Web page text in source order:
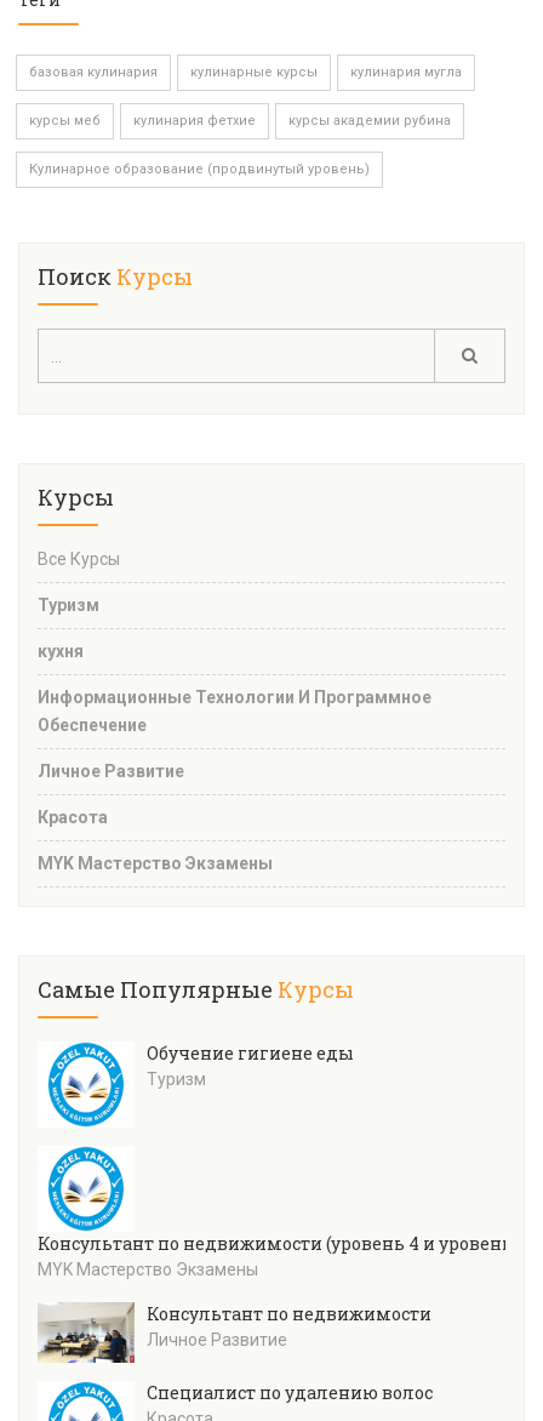
базовая кулинария кулинарные курсы кулинария мугла
курсы меб кулинария фетхие курсы академии рубина
Кулинарное образование (продвинутый уровень)
Поиск Курсы
Курсы
Все Курсы
Туризм
кухня
Информационные Технологии И Программное
Обеспечение
Личное Развитие
Красота
MYK Мастерство Экзамены
Самые Популярные Курсы
Обучение гигиене еды
Туризм
Консультант по недвижимости (уровень 4 и уровень 5)
MYK Мастерство Экзамены
Консультант по недвижимости
Личное Развитие
Специалист по удалению волос